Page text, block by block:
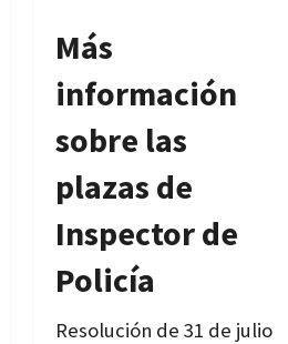
Más
información
sobre las
plazas de
Inspector de
Policía
Resolución de 31 de julio